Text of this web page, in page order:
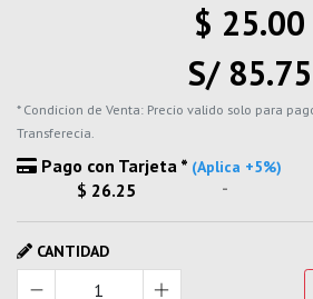
$ 25.00
S/ 85.75
* Condicion de Venta: Precio valido solo para
Transferecia.
Pago con Tarjeta * (Aplica +5%)
$ 26.25 -
CANTIDAD